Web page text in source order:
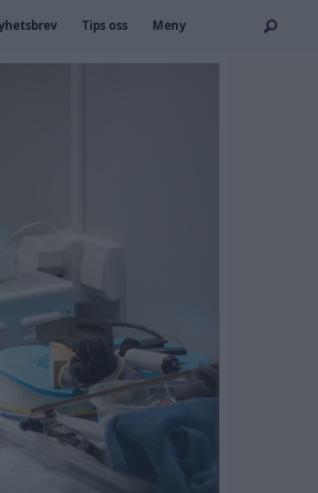
Tips oss Meny